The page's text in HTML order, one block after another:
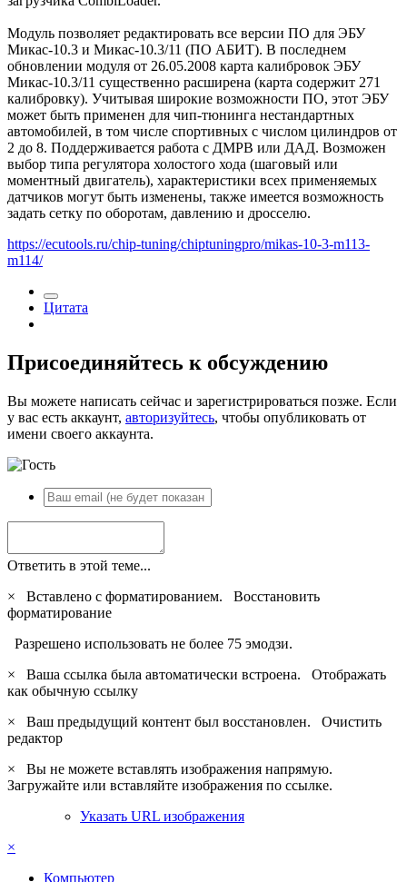
Модуль позволяет редактировать все версии ПО для ЭБУ
Микас-10.3 и Микас-10.3/11 (ПО АБИТ). В последнем
обновлении модуля от 26.05.2008 карта калибровок ЭБУ
Микас-10.3/11 существенно расширена (карта содержит 271
калибровку). Учитывая широкие возможности ПО, этот ЭБУ
может быть применен для чип-тюнинга нестандартных
автомобилей, в том числе спортивных с числом цилиндров от
2 до 8. Поддерживается работа с ДМРВ или ДАД. Возможен
выбор типа регулятора холостого хода (шаговый или
моментный двигатель), характеристики всех применяемых
датчиков могут быть изменены, также имеется возможность
задать сетку по оборотам, давлению и дросселю.
https://ecutools.ru/chip-tuning/chiptuningpro/mikas-10-3-m113-
m114/
Цитата
Присоединяйтесь к обсуждению
Вы можете написать сейчас и зарегистрироваться позже. Если
у вас есть аккаунт, авторизуйтесь, чтобы опубликовать от
имени своего аккаунта.
Ответить в этой теме...
×
Вставлено с форматированием. Восстановить
форматирование
Разрешено использовать не более 75 эмодзи.
×
Ваша ссылка была автоматически встроена. Отображать
как обычную ссылку
×
Ваш предыдущий контент был восстановлен. Очистить
редактор
×
Вы не можете вставлять изображения напрямую.
Загружайте или вставляйте изображения по ссылке.
Указать URL изображения
×
Компьютер